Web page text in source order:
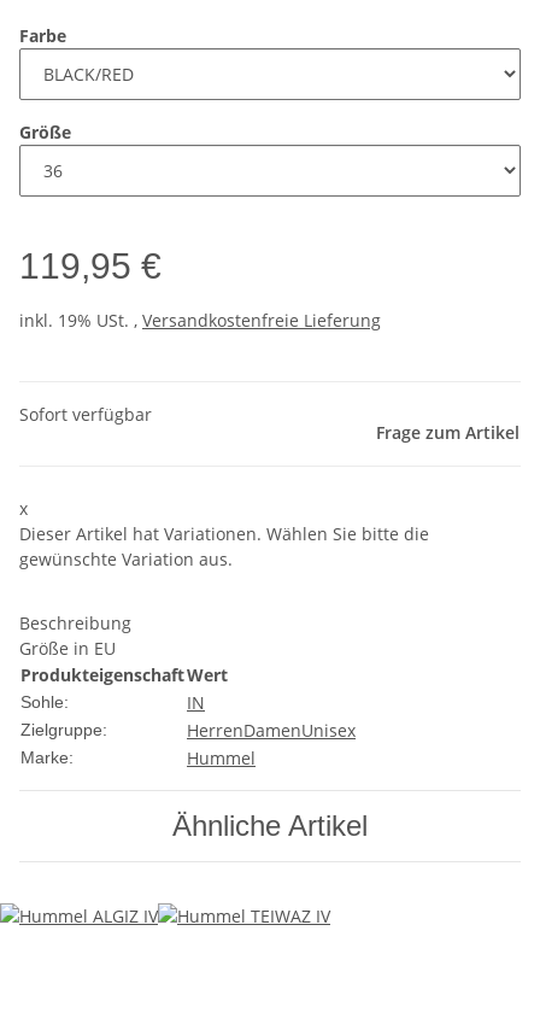
Farbe
Größe
119,95 €
inkl. 19% USt. , Versandkostenfreie Lieferung
Sofort verfügbar
Frage zum Artikel
x
Dieser Artikel hat Variationen. Wählen Sie bitte die
gewünschte Variation aus.
Beschreibung
Größe in EU
ProdukteigenschaftWert
Sohle: IN
Zielgruppe: HerrenDamenUnisex
Marke: Hummel
Ähnliche Artikel